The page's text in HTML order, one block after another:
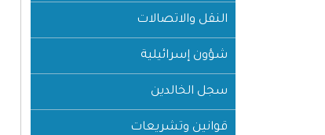
النقل والاتصالات
شؤون إسرائيلية
سجل الخالدين
قوانين وتشريعات